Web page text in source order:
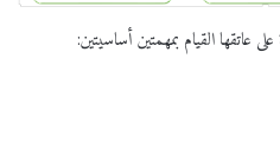
عاتقها القيام بمهمتين أساسيتين: